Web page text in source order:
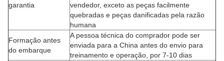
garantia
vendedor, exceto as peças facilmente
quebradas e peças danificadas pela razão
humana
Formação antes
do embarque
A pessoa técnica do comprador pode ser
enviada para a China antes do envio para
treinamento e operação, por 7-10 dias